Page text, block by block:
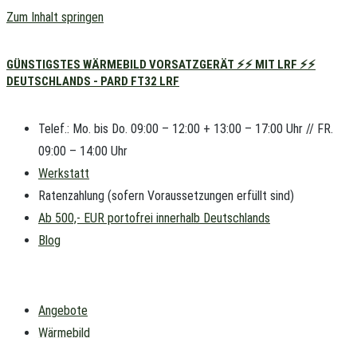
Zum Inhalt springen
GÜNSTIGSTES WÄRMEBILD VORSATZGERÄT ⚡⚡ MIT LRF ⚡⚡
DEUTSCHLANDS - PARD FT32 LRF
Telef.: Mo. bis Do. 09:00 – 12:00 + 13:00 – 17:00 Uhr // FR.
09:00 – 14:00 Uhr
Werkstatt
Ratenzahlung (sofern Voraussetzungen erfüllt sind)
Ab 500,- EUR portofrei innerhalb Deutschlands
Blog
Angebote
Wärmebild